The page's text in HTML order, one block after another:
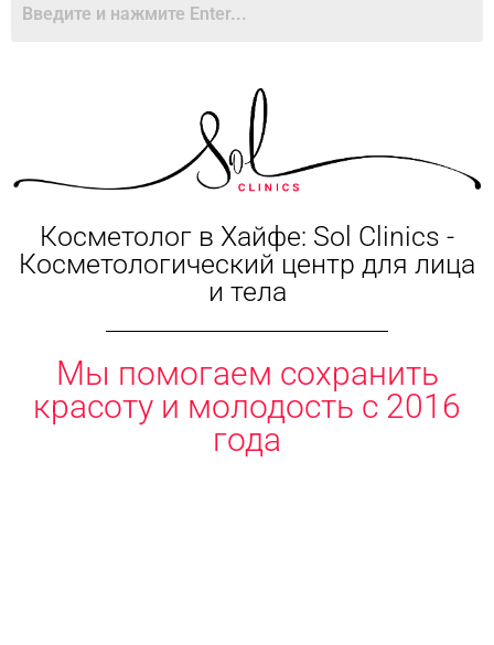
Косметолог в Хайфе: Sol Clinics -
Косметологический центр для лица
и тела
Мы помогаем сохранить
красоту и молодость с 2016
года